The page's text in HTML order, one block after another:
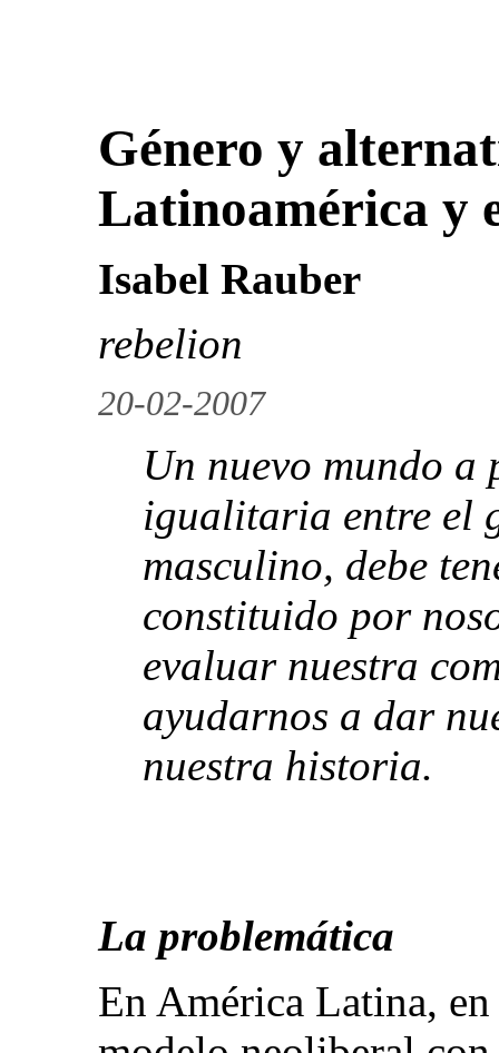
Género y
Latinoamérica y
Isabel Rauber
rebelion
20-02-2007
Un nuevo mundo
igualitaria entre el
masculino, debe
constituido por
evaluar nuestra
ayudarnos a dar
nuestra historia.
La problemática
En América Latina,